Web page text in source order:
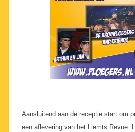
Aansluitend aan de receptie start om
een aflevering van het Liemts Revue.